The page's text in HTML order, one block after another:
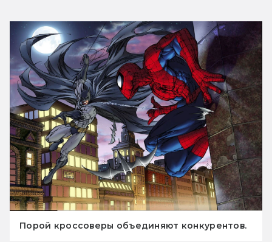
Порой кроссоверы объединяют конкурентов.